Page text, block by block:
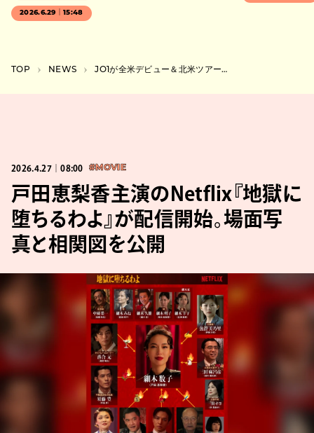
2026.6.29｜15:48
TOP NEWS JO1が全米デビュー＆北米ツアー開催。バンテリンドームナゴヤでの追加公演も
2026.4.27｜08:00 #MOVIE
戸田恵梨香主演のNetflix『地獄に
堕ちるわよ』が配信開始。場面写
真と相関図を公開